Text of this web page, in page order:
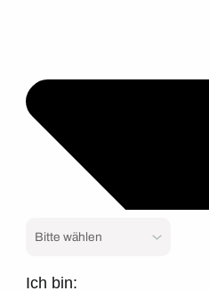
Ich bin: